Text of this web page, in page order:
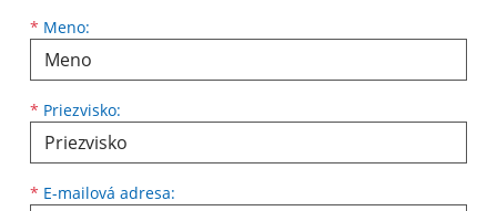
* Meno:
Meno
* Priezvisko:
Priezvisko
* E-mailová adresa:
E-mailová adresa